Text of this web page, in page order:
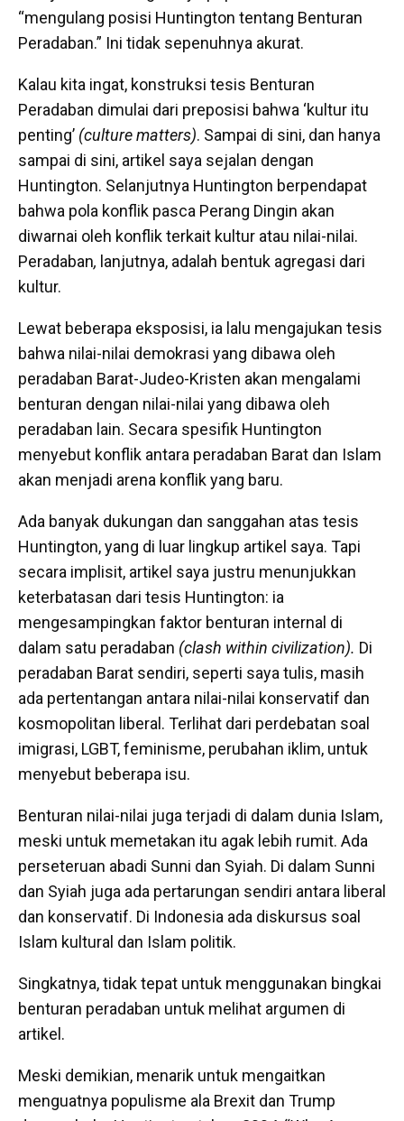
“mengulang posisi Huntington tentang Benturan
Peradaban.” Ini tidak sepenuhnya akurat.
Kalau kita ingat, konstruksi tesis Benturan
Peradaban dimulai dari preposisi bahwa ‘kultur itu
penting’ (culture matters). Sampai di sini, dan hanya
sampai di sini, artikel saya sejalan dengan
Huntington. Selanjutnya Huntington berpendapat
bahwa pola konflik pasca Perang Dingin akan
diwarnai oleh konflik terkait kultur atau nilai-nilai.
Peradaban, lanjutnya, adalah bentuk agregasi dari
kultur.
Lewat beberapa eksposisi, ia lalu mengajukan tesis
bahwa nilai-nilai demokrasi yang dibawa oleh
peradaban Barat-Judeo-Kristen akan mengalami
benturan dengan nilai-nilai yang dibawa oleh
peradaban lain. Secara spesifik Huntington
menyebut konflik antara peradaban Barat dan Islam
akan menjadi arena konflik yang baru.
Ada banyak dukungan dan sanggahan atas tesis
Huntington, yang di luar lingkup artikel saya. Tapi
secara implisit, artikel saya justru menunjukkan
keterbatasan dari tesis Huntington: ia
mengesampingkan faktor benturan internal di
dalam satu peradaban (clash within civilization). Di
peradaban Barat sendiri, seperti saya tulis, masih
ada pertentangan antara nilai-nilai konservatif dan
kosmopolitan liberal. Terlihat dari perdebatan soal
imigrasi, LGBT, feminisme, perubahan iklim, untuk
menyebut beberapa isu.
Benturan nilai-nilai juga terjadi di dalam dunia Islam,
meski untuk memetakan itu agak lebih rumit. Ada
perseteruan abadi Sunni dan Syiah. Di dalam Sunni
dan Syiah juga ada pertarungan sendiri antara liberal
dan konservatif. Di Indonesia ada diskursus soal
Islam kultural dan Islam politik.
Singkatnya, tidak tepat untuk menggunakan bingkai
benturan peradaban untuk melihat argumen di
artikel.
Meski demikian, menarik untuk mengaitkan
menguatnya populisme ala Brexit dan Trump